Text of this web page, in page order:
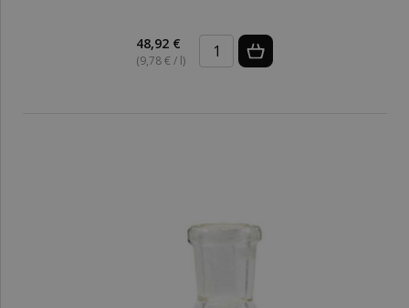
48,92 €
(9,78 € / l)